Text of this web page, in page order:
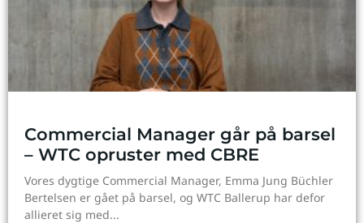
Commercial Manager går på barsel
– WTC opruster med CBRE
Vores dygtige Commercial Manager, Emma Jung Büchler
Bertelsen er gået på barsel, og WTC Ballerup har defor
allieret sig med